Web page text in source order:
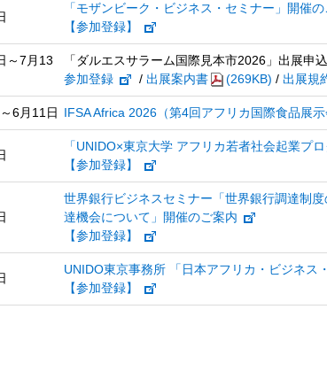
「モザンビーク・ビジネス・セミナー」開催
【参加登録】
～7月13
「ダルエスサラーム国際見本市2026」出展申
参加登録
/ 出展案内書 (269KB) / 出展規
6月11日 IFSA Africa 2026（第4回アフリカ国際食品展
「UNIDO×東京大学 アフリカ若者社会起業プ
【参加登録】
世界銀行ビジネスセミナー「世界銀行調達制
達機会について」開催のご案内
【参加登録】
UNIDO東京事務所 「日本アフリカ・ビジネス
【参加登録】